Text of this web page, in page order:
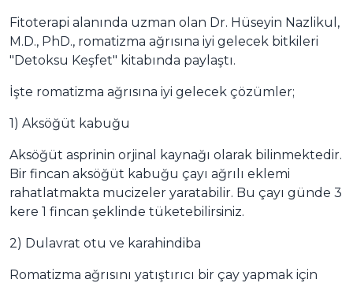
Fitoterapi alanında uzman olan Dr. Hüseyin Nazlikul,
M.D., PhD., romatizma ağrısına iyi gelecek bitkileri
"Detoksu Keşfet" kitabında paylaştı.
İşte romatizma ağrısına iyi gelecek çözümler;
1) Aksöğüt kabuğu
Aksöğüt asprinin orjinal kaynağı olarak bilinmektedir.
Bir fincan aksöğüt kabuğu çayı ağrılı eklemi
rahatlatmakta mucizeler yaratabilir. Bu çayı günde 3
kere 1 fincan şeklinde tüketebilirsiniz.
2) Dulavrat otu ve karahindiba
Romatizma ağrısını yatıştırıcı bir çay yapmak için